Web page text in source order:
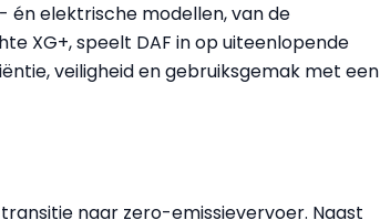
elektrische modellen, van de
XG+, speelt DAF in op uiteenlopende
veiligheid en gebruiksgemak met een
naar zero-emissievervoer. Naast